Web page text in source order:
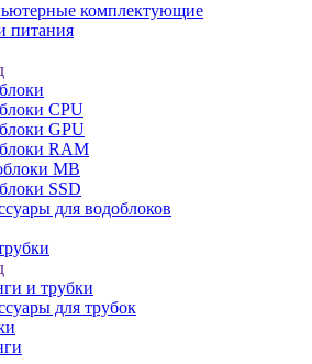
комплектующие
питания
CPU
GPU
RAM
MB
SSD
для водоблоков
и трубки
для трубок